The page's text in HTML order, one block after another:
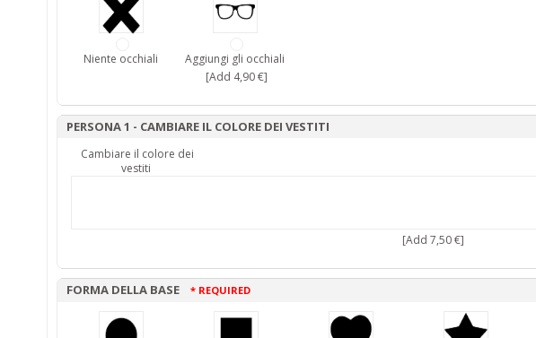
Niente occhiali
Aggiungi gli occhiali
[Add 4,90 €]
PERSONA 1 - CAMBIARE IL COLORE DEI VESTITI
Cambiare il colore dei
vestiti
[Add 7,50 €]
FORMA DELLA BASE * REQUIRED